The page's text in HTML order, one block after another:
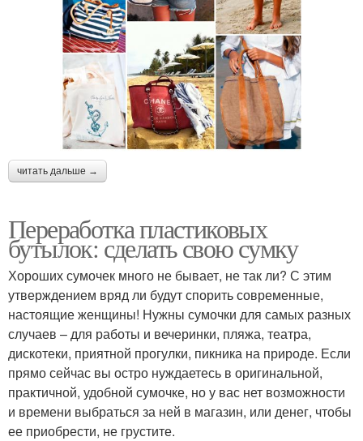
читать дальше →
Переработка пластиковых
бутылок: сделать свою сумку
Хороших сумочек много не бывает, не так ли? С этим
утверждением вряд ли будут спорить современные,
настоящие женщины! Нужны сумочки для самых разных
случаев – для работы и вечеринки, пляжа, театра,
дискотеки, приятной прогулки, пикника на природе. Если
прямо сейчас вы остро нуждаетесь в оригинальной,
практичной, удобной сумочке, но у вас нет возможности
и времени выбраться за ней в магазин, или денег, чтобы
ее приобрести, не грустите.